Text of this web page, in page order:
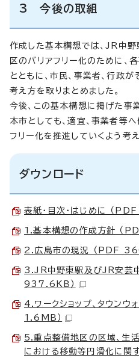
3 今後の取組
作成した基本構想では、JR中
区のバリアフリー化のために、
とともに、市民、事業者、行政
考え方を取りまとめました。
今後、この基本構想に掲げた事
本市としても、適宜、事業者等
フリー化を推進していくよう考え
ダウンロード
表紙・目次・はじめに （
1.基本構想の作成方針 （
2.広島市の現況 （PDF
3.JR中野東駅及びJR安芸
937.6KB）
4.ワークショップ、タウンウ
1.6MB）
5.重点整備地区の区域、
における移動等円滑化に関